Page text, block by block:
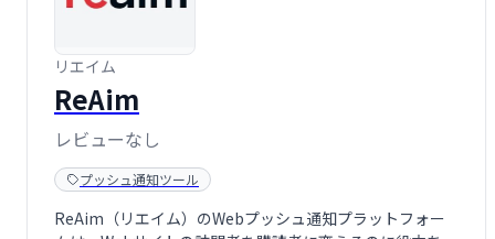
リエイム
ReAim
レビューなし
プッシュ通知ツール
ReAim（リエイム）のWebプッシュ通知プラットフォー